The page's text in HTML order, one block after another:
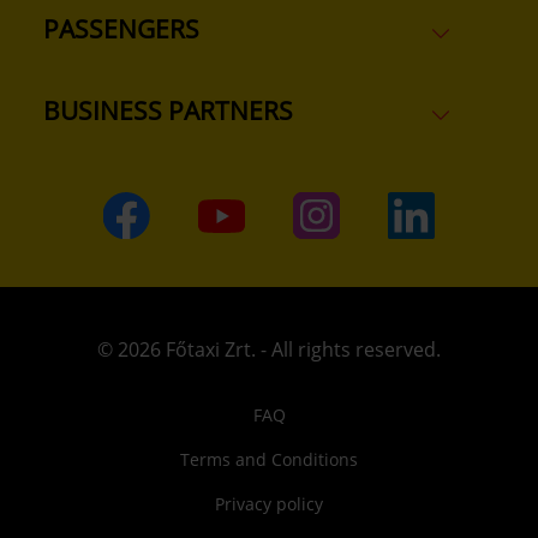
PASSENGERS
BUSINESS PARTNERS
© 2026 Főtaxi Zrt. - All rights reserved.
FAQ
Terms and Conditions
Privacy policy